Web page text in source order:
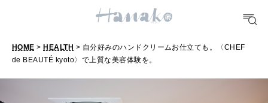
TRAVEL
自
HOME > HEALTH > 自分好みのハンドクリームお仕立ても。〈CHEF
de BEAUTÉ kyoto〉で上質な美容体験を。